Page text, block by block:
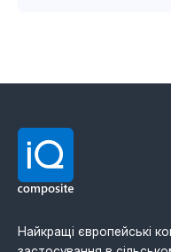
Найкращі європейські